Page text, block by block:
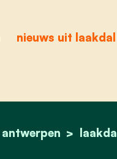
nieuws uit laakdal
antwerpen